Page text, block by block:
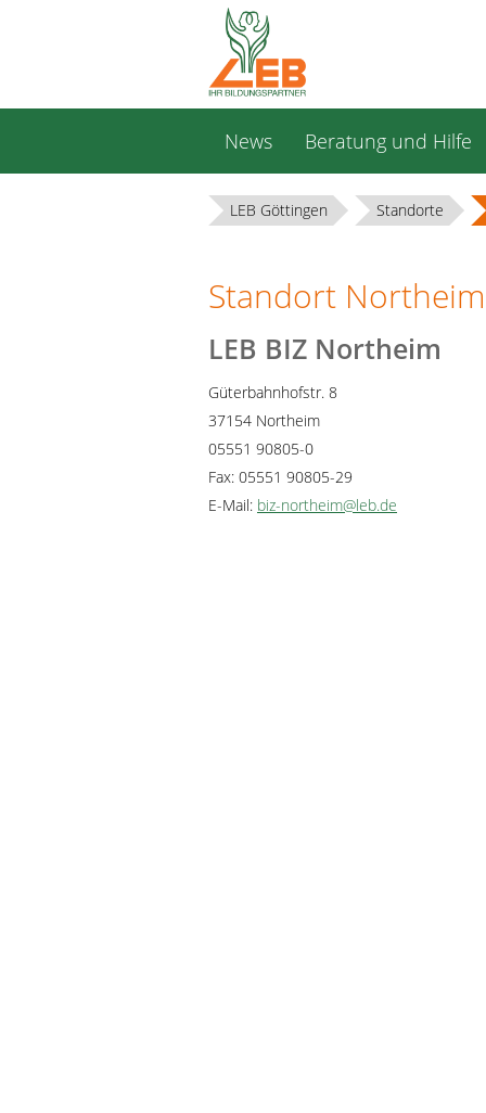
überspringen
News Beratung und Hilfe
LEB Göttingen Standorte
Standort Northeim
LEB BIZ Northeim
Güterbahnhofstr. 8
37154 Northeim
05551 90805-0
Fax: 05551 90805-29
E-Mail: biz-northeim@leb.de